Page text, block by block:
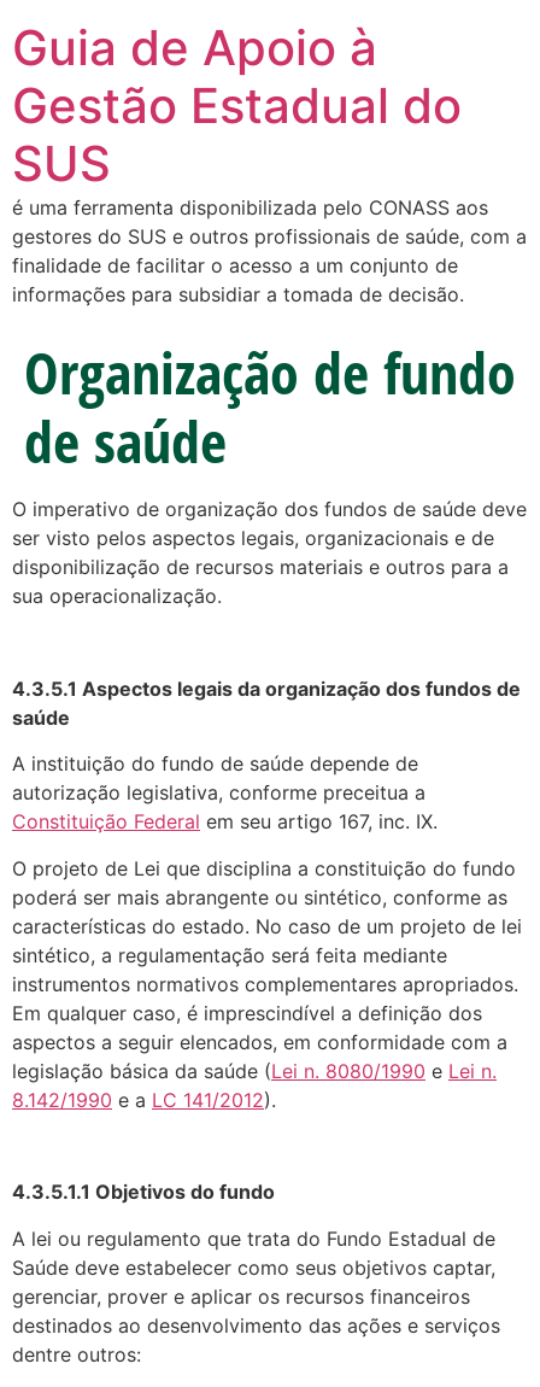
Guia de Apoio à
Gestão Estadual do
SUS
é uma ferramenta disponibilizada pelo CONASS aos
gestores do SUS e outros profissionais de saúde, com a
finalidade de facilitar o acesso a um conjunto de
informações para subsidiar a tomada de decisão.
Organização de fundo
de saúde
O imperativo de organização dos fundos de saúde deve
ser visto pelos aspectos legais, organizacionais e de
disponibilização de recursos materiais e outros para a
sua operacionalização.
4.3.5.1 Aspectos legais da organização dos fundos de
saúde
A instituição do fundo de saúde depende de
autorização legislativa, conforme preceitua a
Constituição Federal em seu artigo 167, inc. IX.
O projeto de Lei que disciplina a constituição do fundo
poderá ser mais abrangente ou sintético, conforme as
características do estado. No caso de um projeto de lei
sintético, a regulamentação será feita mediante
instrumentos normativos complementares apropriados.
Em qualquer caso, é imprescindível a definição dos
aspectos a seguir elencados, em conformidade com a
legislação básica da saúde (Lei n. 8080/1990 e Lei n.
8.142/1990 e a LC 141/2012).
4.3.5.1.1 Objetivos do fundo
A lei ou regulamento que trata do Fundo Estadual de
Saúde deve estabelecer como seus objetivos captar,
gerenciar, prover e aplicar os recursos financeiros
destinados ao desenvolvimento das ações e serviços
dentre outros: